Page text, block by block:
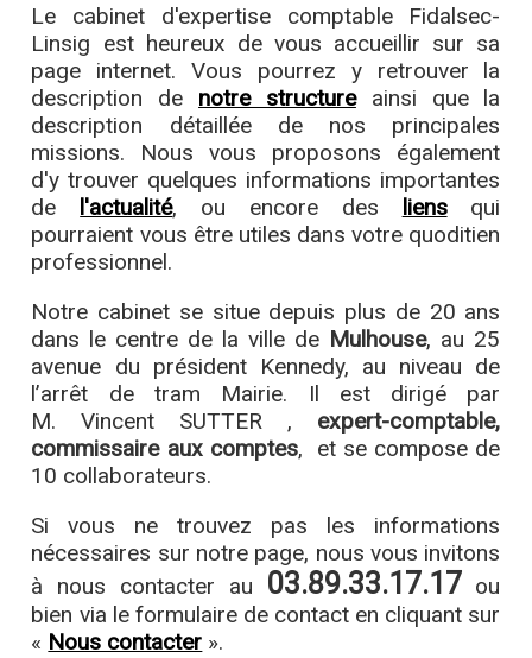
Le cabinet d'expertise comptable Fidalsec-
Linsig est heureux de vous accueillir sur sa
page internet. Vous pourrez y retrouver la
description de notre structureainsi que la
description détaillée de nos principales
missions. Nous vous proposons également
d'y trouver quelques informations importantes
de l'actualité, ou encore des liensqui
pourraient vous être utiles dans votre quoditien
professionnel.
Notre cabinet se situe depuis plus de 20 ans
dans le centre de la ville de Mulhouse, au 25
avenue du président Kennedy, au niveau de
l’arrêt de tram Mairie. Il est dirigé par
M. Vincent SUTTER , expert-comptable,
commissaire aux comptes, et se compose de
10 collaborateurs.
Si vous ne trouvez pas les informations
nécessaires sur notre page, nous vous invitons
à nous contacter au 03.89.33.17.17 ou
bien via le formulaire de contact en cliquant sur
« Nous contacter ».